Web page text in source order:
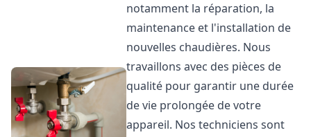
notamment la réparation, la
maintenance et l'installation de
nouvelles chaudières. Nous
travaillons avec des pièces de
qualité pour garantir une durée
de vie prolongée de votre
appareil. Nos techniciens sont